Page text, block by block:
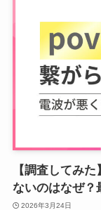
【調査してみ
ないのはなぜ？
2026年3月24日